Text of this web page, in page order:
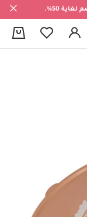
50%.